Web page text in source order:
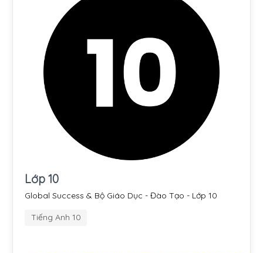
Lớp 10
Global Success & Bộ Giáo Dục - Đào Tạo - Lớp 10
Tiếng Anh 10